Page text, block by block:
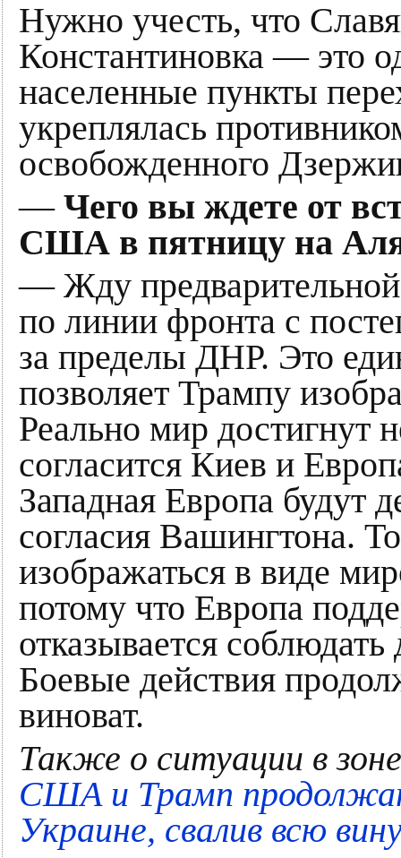
Нужно учесть, что
Константиновка — это
населенные пункты
укреплялась
освобожденного
— Чего вы ждете от
США в пятницу на
— Жду предварительной
по линии фронта с
за пределы ДНР. Это
позволяет Трампу
Реально мир достигнут
согласится Киев и
Западная Европа будут
согласия Вашингтона.
изображаться в виде
потому что Европа
отказывается
Боевые действия
виноват.
Также о ситуации в
США и Трамп
Украине, свалив всю